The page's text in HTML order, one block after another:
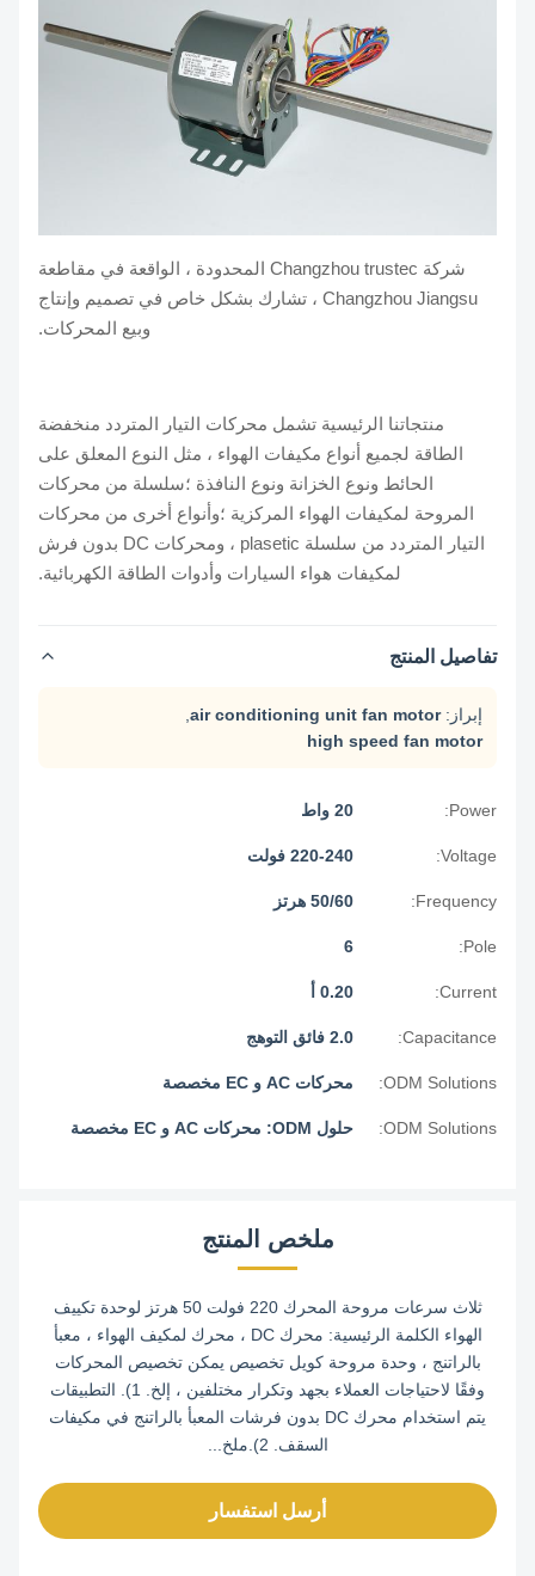
شركة Changzhou trustec المحدودة ، الواقعة في مقاطعة
Changzhou Jiangsu ، تشارك بشكل خاص في تصميم وإنتاج
وبيع المحركات.
منتجاتنا الرئيسية تشمل محركات التيار المتردد منخفضة
الطاقة لجميع أنواع مكيفات الهواء ، مثل النوع المعلق على
الحائط ونوع الخزانة ونوع النافذة ؛سلسلة من محركات
المروحة لمكيفات الهواء المركزية ؛وأنواع أخرى من محركات
التيار المتردد من سلسلة plasetic ، ومحركات DC بدون فرش
لمكيفات هواء السيارات وأدوات الطاقة الكهربائية.
تفاصيل المنتج
air conditioning unit fan motor
,
high speed fan motor
Power:
Voltage: 220-240 فولت
Frequency: 50/60 هرتز
Current:
Capacitance:
ODM Solutions: محركات AC و EC مخصصة
ODM Solutions: حلول ODM: محركات AC و EC مخصصة
ملخص المنتج
ثلاث سرعات مروحة المحرك 220 فولت 50 هرتز لوحدة تكييف
الهواء الكلمة الرئيسية: محرك DC ، محرك لمكيف الهواء ، معبأ
بالراتنج ، وحدة مروحة كويل تخصيص يمكن تخصيص المحركات
وفقًا لاحتياجات العملاء بجهد وتكرار مختلفين ، إلخ. 1). التطبيقات
يتم استخدام محرك DC بدون فرشات المعبأ بالراتنج في مكيفات
السقف. 2).ملخ...
أرسل استفسار